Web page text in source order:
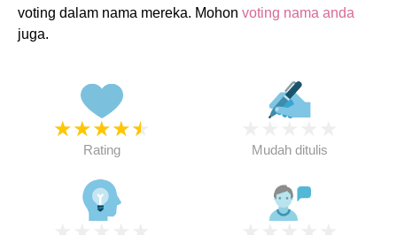
voting dalam nama mereka. Mohon voting nama anda
juga.
★★★★★
Rating Mudah ditulis